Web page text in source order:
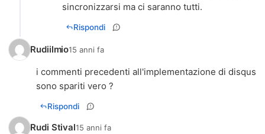
sincronizzarsi ma ci saranno tutti.
Rispondi
Rudiilmio15 anni fa
i commenti precedenti all'implementazione di disqus
Rispondi
Rudi Stival15 anni fa